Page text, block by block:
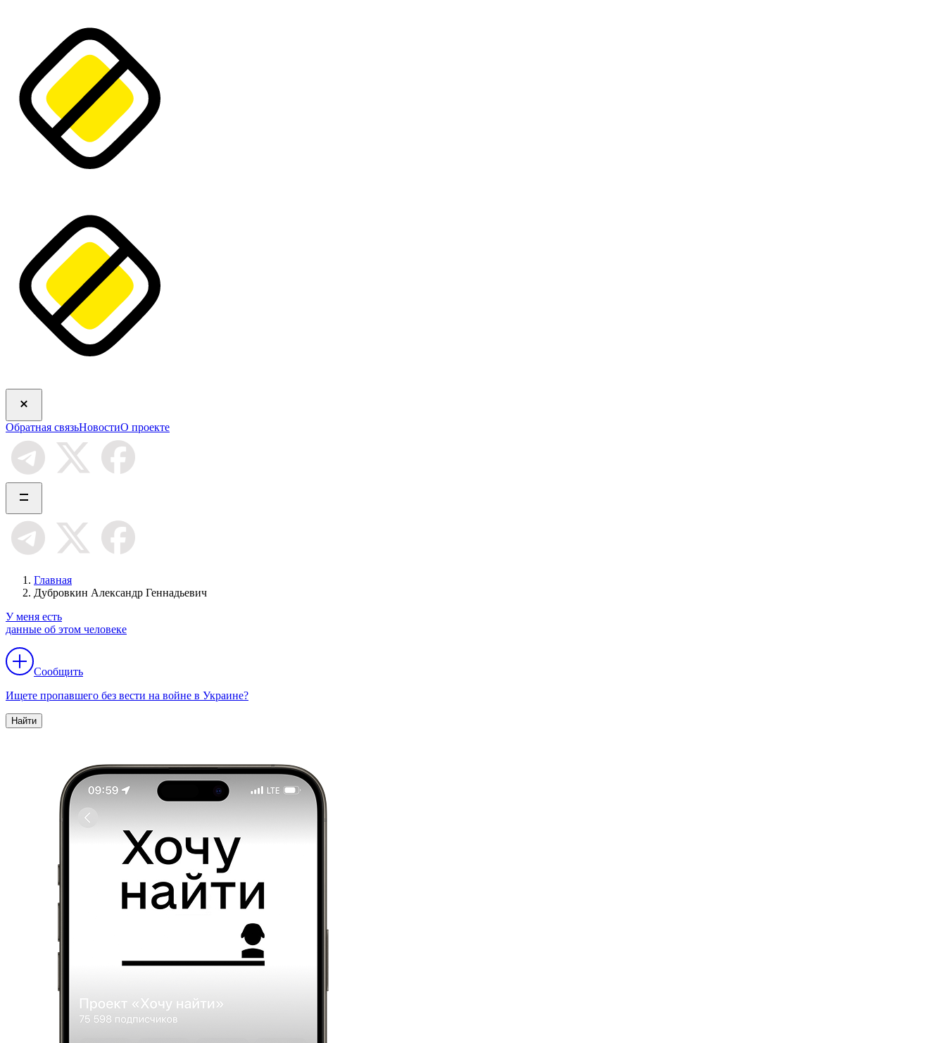
Обратная связьНовостиО проекте
Главная
Дубровкин Александр Геннадьевич
У меня есть
данные об этом человеке
Сообщить
Ищете пропавшего без вести на войне в Украине?
Найти